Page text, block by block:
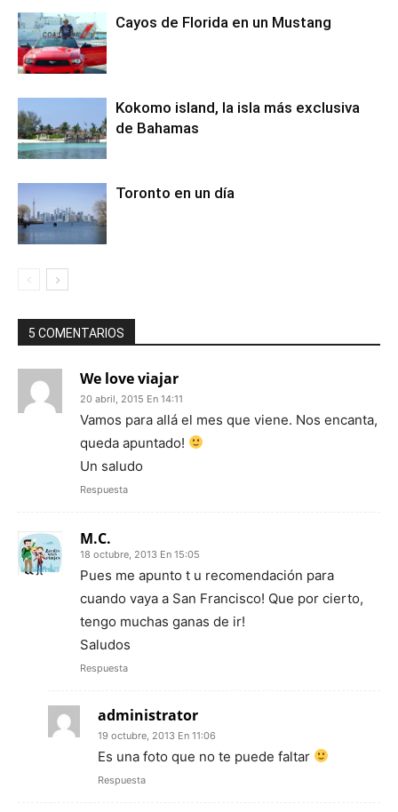
Cayos de Florida en un Mustang
Kokomo island, la isla más exclusiva
de Bahamas
Toronto en un día
5 COMENTARIOS
We love viajar
20 abril, 2015 En 14:11
Vamos para allá el mes que viene. Nos encanta,
queda apuntado!
Un saludo
Respuesta
M.C.
18 octubre, 2013 En 15:05
Pues me apunto t u recomendación para
cuando vaya a San Francisco! Que por cierto,
tengo muchas ganas de ir!
Saludos
Respuesta
administrator
19 octubre, 2013 En 11:06
Es una foto que no te puede faltar
Respuesta